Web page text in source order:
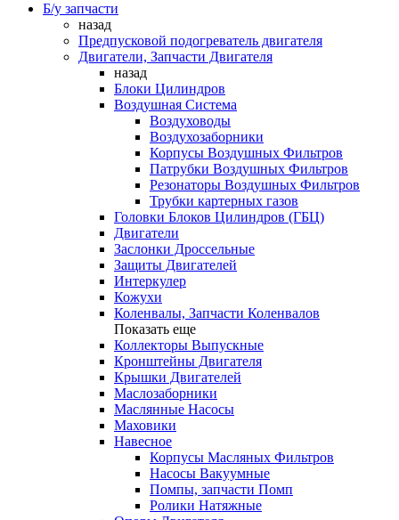
Б/у запчасти
назад
Предпусковой подогреватель двигателя
Двигатели, Запчасти Двигателя
назад
Блоки Цилиндров
Воздушная Система
Воздуховоды
Воздухозаборники
Корпусы Воздушных Фильтров
Патрубки Воздушных Фильтров
Резонаторы Воздушных Фильтров
Трубки картерных газов
Головки Блоков Цилиндров (ГБЦ)
Двигатели
Заслонки Дроссельные
Защиты Двигателей
Интеркулер
Кожухи
Коленвалы, Запчасти Коленвалов
Показать еще
Коллекторы Выпускные
Кронштейны Двигателя
Крышки Двигателей
Маслозаборники
Маслянные Насосы
Маховики
Навесное
Корпусы Масляных Фильтров
Насосы Вакуумные
Помпы, запчасти Помп
Ролики Натяжные